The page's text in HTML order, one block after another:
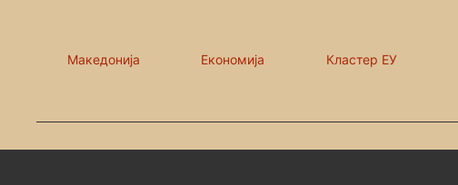
Македонија Економија Кластер ЕУ